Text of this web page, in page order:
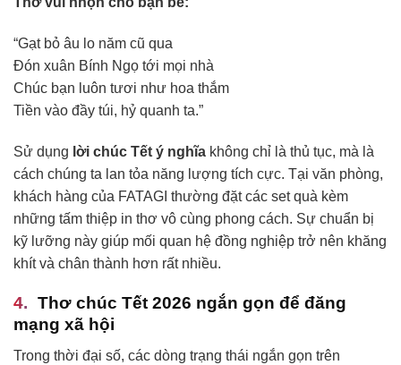
“Gạt bỏ âu lo năm cũ qua
Đón xuân Bính Ngọ tới mọi nhà
Chúc bạn luôn tươi như hoa thắm
Tiền vào đầy túi, hỷ quanh ta.”
Sử dụng lời chúc Tết ý nghĩa không chỉ là thủ tục, mà là
cách chúng ta lan tỏa năng lượng tích cực. Tại văn phòng,
khách hàng của FATAGI thường đặt các set quà kèm
những tấm thiệp in thơ vô cùng phong cách. Sự chuẩn bị
kỹ lưỡng này giúp mối quan hệ đồng nghiệp trở nên khăng
khít và chân thành hơn rất nhiều.
Thơ chúc Tết 2026 ngắn gọn để đăng
mạng xã hội
Trong thời đại số, các dòng trạng thái ngắn gọn trên